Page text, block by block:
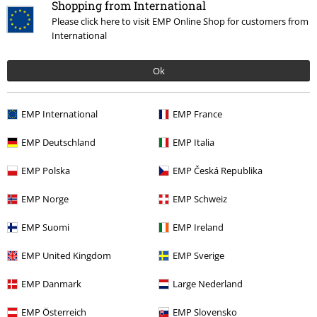
Shopping from International
Please click here to visit EMP Online Shop for customers from
International
Ok
EMP International EMP France
EMP Deutschland EMP Italia
EMP Polska EMP Česká Republika
EMP Norge EMP Schweiz
EMP Suomi EMP Ireland
EMP United Kingdom EMP Sverige
EMP Danmark Large Nederland
EMP Österreich EMP Slovensko
Band Merch Accessoires
Sale % Bandmerch Accessoires
Sale % Accessoires Buttons en pins Pins
Band Merch Genre
E-mailnieuwsbrief
korting!Meer info
ermee akkoord dat Large Popmerchandising B.V. mijn persoonsgegevens
persoonsgegevens worden verwerkt in overeenstemming met de